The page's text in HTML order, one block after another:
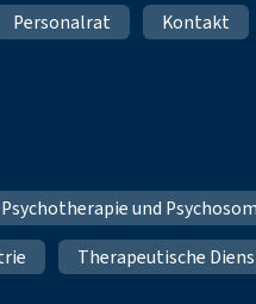
Personalrat Kontakt
und
Therapeutische